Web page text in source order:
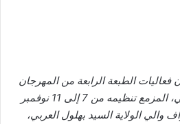
فعاليات الطبعة الرابعة من المهرجان
الدولي للمونودرام النسائي، المزمع تنظيمه من 7 إلى 11 نوفمبر
والي الولاية السيد بهلول العربي،